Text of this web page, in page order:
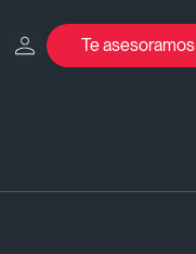
Te asesoramos